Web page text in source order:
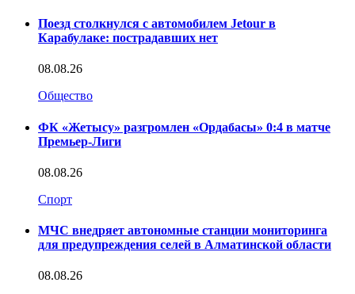
Поезд столкнулся с автомобилем Jetour в
Карабулаке: пострадавших нет
08.08.26
Общество
ФК «Жетысу» разгромлен «Ордабасы» 0:4 в матче
Премьер-Лиги
08.08.26
Спорт
МЧС внедряет автономные станции мониторинга
для предупреждения селей в Алматинской области
08.08.26